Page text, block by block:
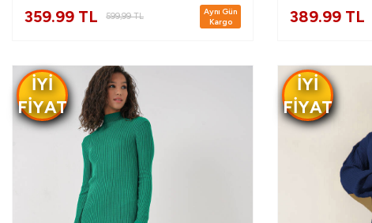
359.99 TL 599,99TL
Aynı Gün
Kargo
389.99 TL
IYI
FIYAT
IYI
FIYAT